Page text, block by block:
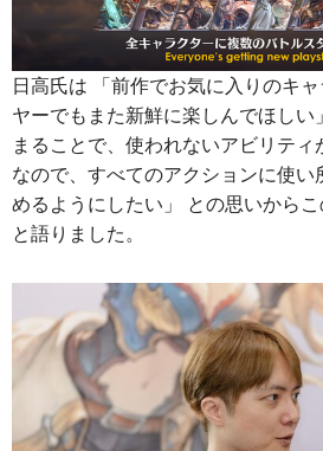
日高氏は 「前作でお気に入りのキ
ヤーでもまた新鮮に楽しんでほし
まることで、使われないアビリテ
なので、すべてのアクションに使い
めるようにしたい」 との思いから
と語りました。